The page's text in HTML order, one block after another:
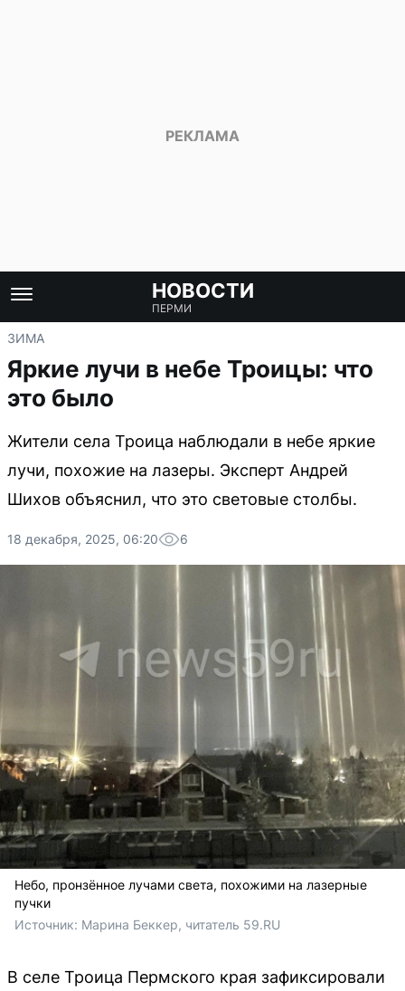
НОВОСТИ
ПЕРМИ
ЗИМА
Яркие лучи в небе Троицы: что
это было
Жители села Троица наблюдали в небе яркие
лучи, похожие на лазеры. Эксперт Андрей
Шихов объяснил, что это световые столбы.
18 декабря, 2025, 06:20 6
Небо, пронзённое лучами света, похожими на лазерные
пучки
Источник: Марина Беккер, читатель 59.RU
В селе Троица Пермского края зафиксировали